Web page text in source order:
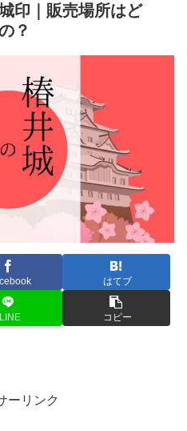
印｜販売場所はど
？
はてブ
LINE コピー
ーリンク